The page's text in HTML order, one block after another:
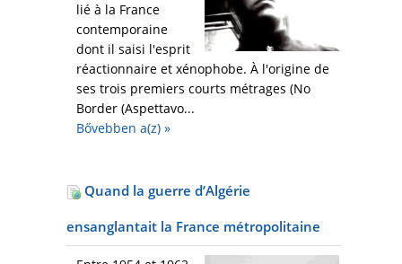
lié à la France
contemporaine
dont il saisi l'esprit
réactionnaire et xénophobe. À l'origine de
ses trois premiers courts métrages (No
Border (Aspettavo...
Bővebben a(z) »
Quand la guerre d’Algérie
ensanglantait la France métropolitaine